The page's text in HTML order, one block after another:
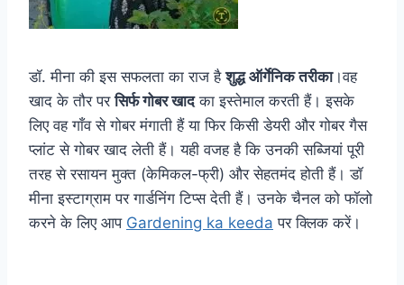
डॉ. मीना की इस सफलता का राज हैशुद्ध ऑर्गेनिक तरीका।वह
खाद के तौर परसिर्फ गोबर खादका इस्तेमाल करती हैं। इसके
लिए वह गाँव से गोबर मंगाती हैं या फिर किसी डेयरी और गोबर गैस
प्लांट से गोबर खाद लेती हैं। यही वजह है कि उनकी सब्जियां पूरी
तरह से रसायन मुक्त (केमिकल-फ्री) और सेहतमंद होती हैं। डॉ
मीना इस्टाग्राम पर गार्डनिंग टिप्स देती हैं। उनके चैनल को फॉलो
करने के लिए आप Gardening ka keeda पर क्लिक करें।